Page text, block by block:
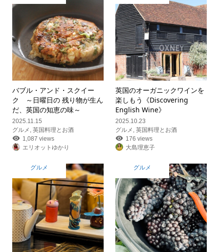
バブル・アンド・スクイー
ク ～日曜日の 残り物が生ん
だ、英国の知恵の味～
2025.11.15
グルメ 英国料理とお酒
1,087 views
エリオットゆかり
英国のオーガニックワインを
楽しもう《Discovering
English Wine》
2025.10.23
グルメ ,英国料理とお酒
176 views
大島理恵子
グルメ グルメ